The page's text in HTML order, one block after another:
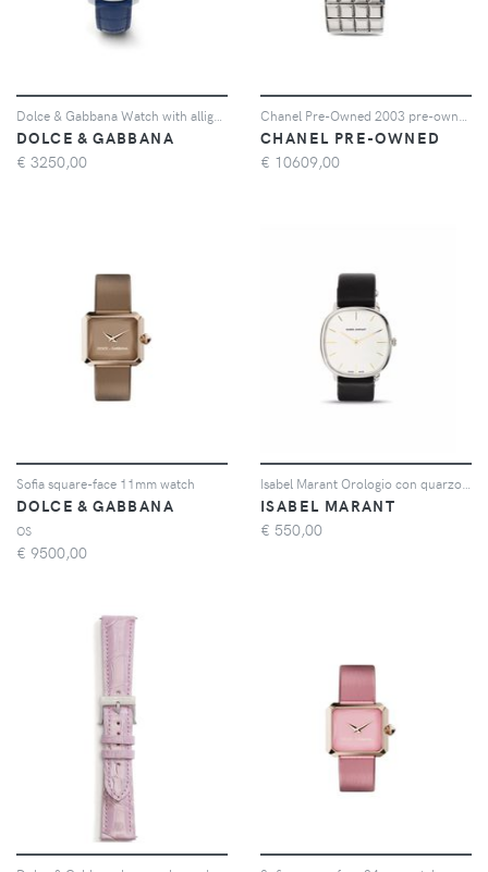
DOLCE & GABBANA
€ 3250,00
CHANEL PRE-OWNED
€ 10609,00
Sofia square-face 11mm watch
DOLCE & GABBANA
OS
€ 9500,00
ISABEL MARANT
€ 550,00